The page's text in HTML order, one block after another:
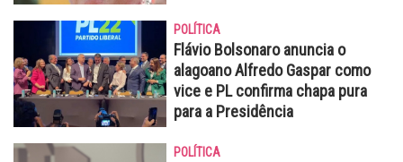
POLÍTICA
Flávio Bolsonaro anuncia o
alagoano Alfredo Gaspar como
vice e PL confirma chapa pura
para a Presidência
POLÍTICA